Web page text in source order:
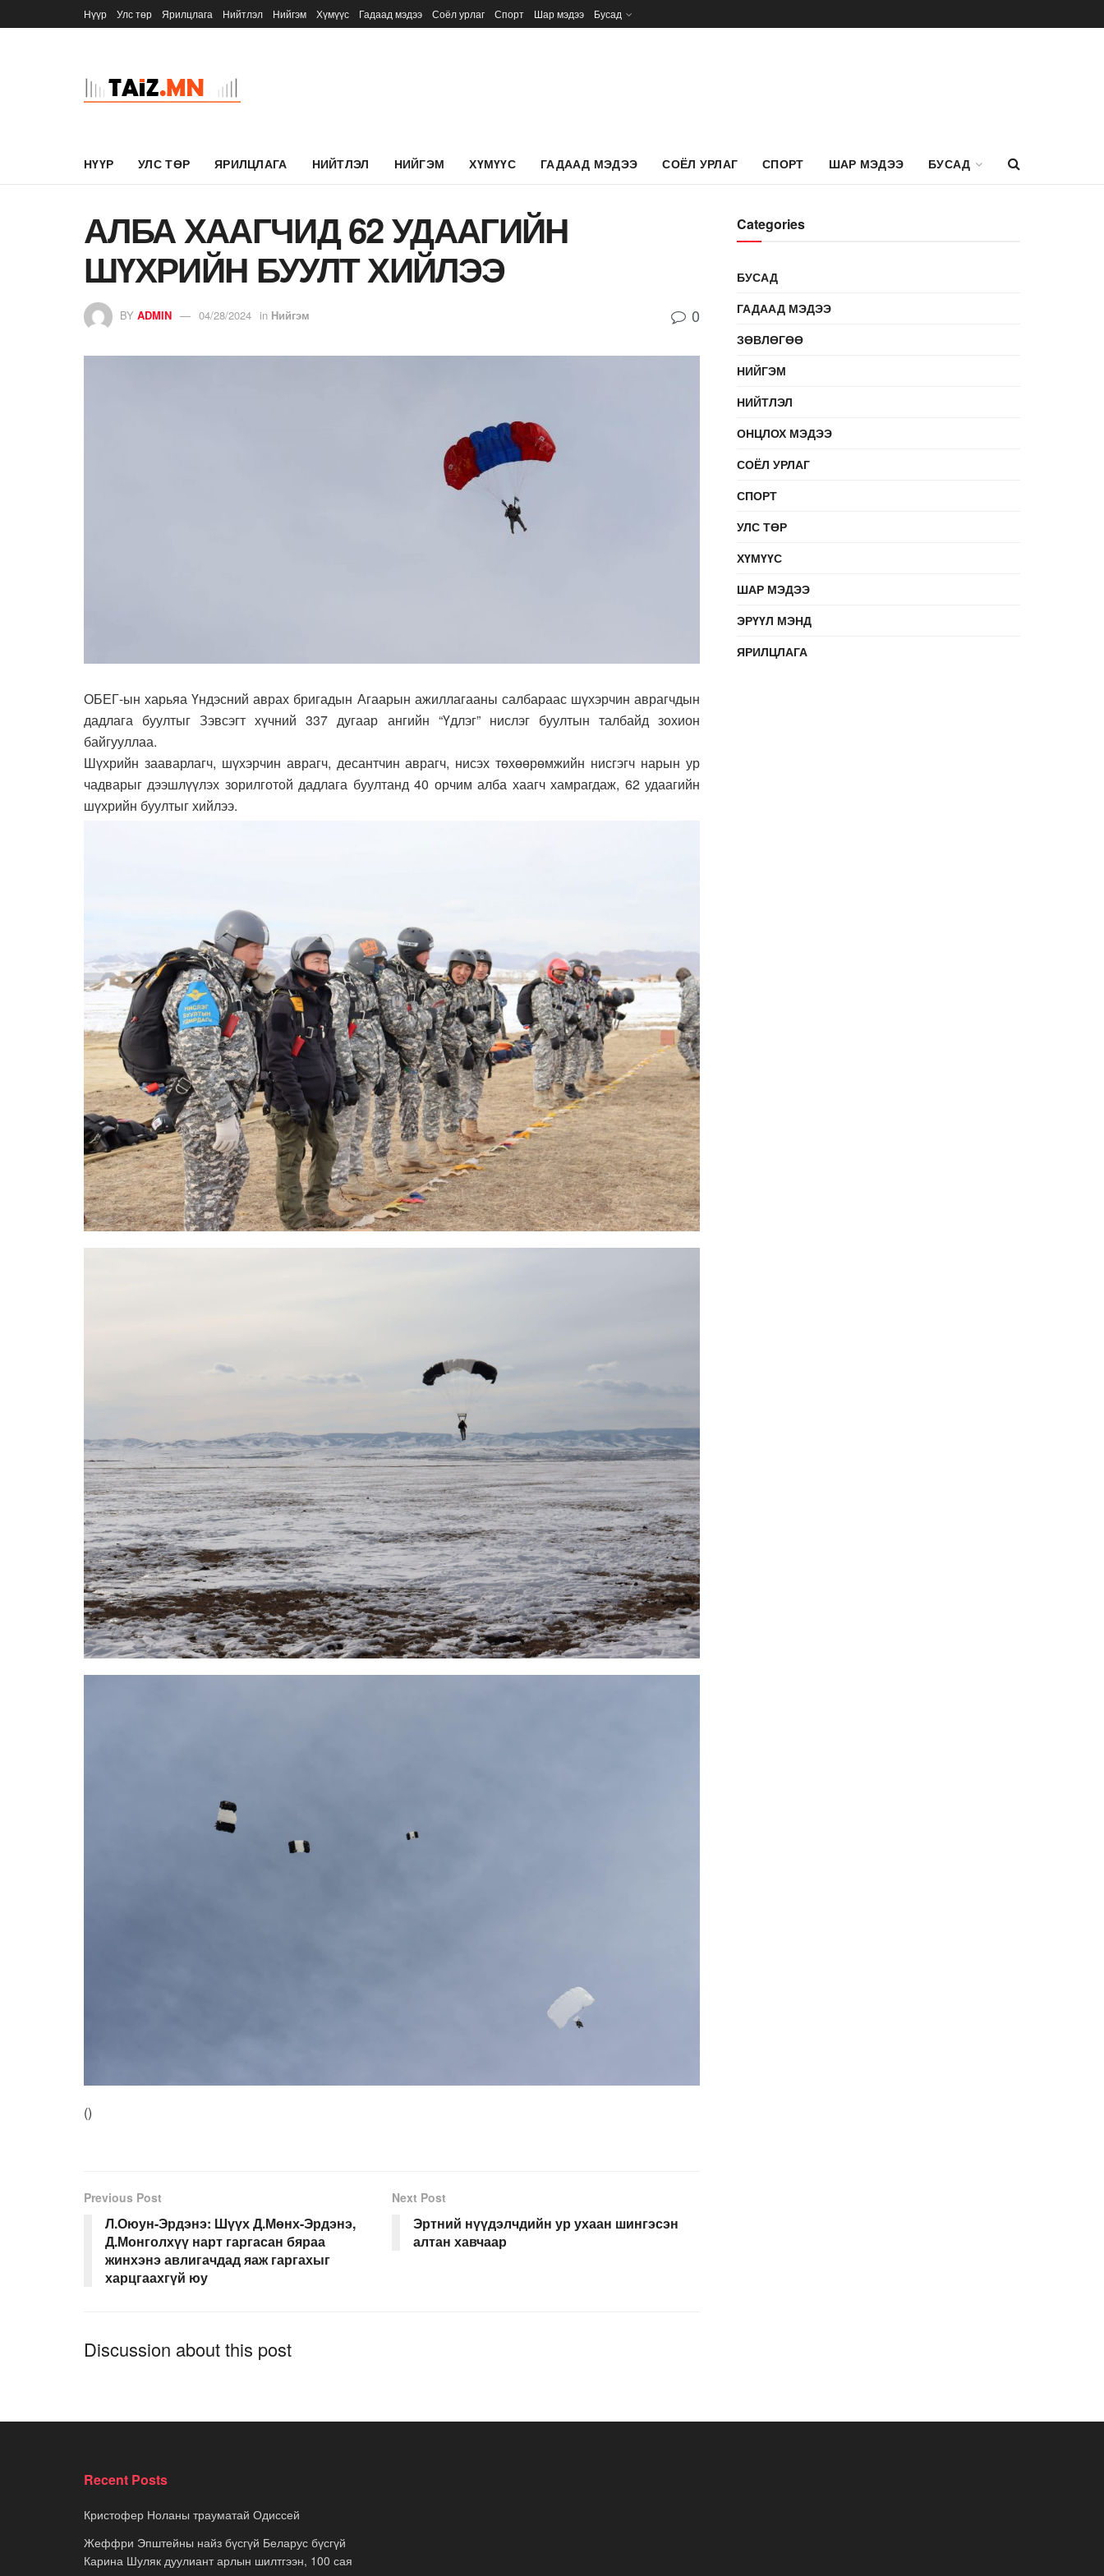
Нүүр Улс төр Ярилцлага Нийтлэл Нийгэм Хүмүүс Гадаад мэдээ Соёл урлаг Спорт Шар мэдээ Бусад
НҮҮР УЛС ТӨР ЯРИЛЦЛАГА НИЙТЛЭЛ НИЙГЭМ ХҮМҮҮС ГАДААД МЭДЭЭ СОЁЛ УРЛАГ СПОРТ ШАР МЭДЭЭ БУСАД
АЛБА ХААГЧИД 62 УДААГИЙН
ШҮХРИЙН БУУЛТ ХИЙЛЭЭ
BY ADMIN 04/28/2024 in Нийгэм 0
ОБЕГ-ын харьяа Үндэсний аврах бригадын Агаарын ажиллагааны салбараас шүхэрчин аврагчдын
дадлага буултыг Зэвсэгт хүчний 337 дугаар ангийн “Үдлэг” нислэг буултын талбайд зохион
байгууллаа.
Шүхрийн зааварлагч, шүхэрчин аврагч, десантчин аврагч, нисэх төхөөрөмжийн нисгэгч нарын ур
чадварыг дээшлүүлэх зорилготой дадлага буултанд 40 орчим алба хаагч хамрагдаж, 62 удаагийн
шүхрийн буултыг хийлээ.
()
Previous Post
Л.Оюун-Эрдэнэ: Шүүх Д.Мөнх-Эрдэнэ,
Д.Монголхүү нарт гаргасан бяраа
жинхэнэ авлигачдад яаж гаргахыг
харцгаахгүй юу
Next Post
Эртний нүүдэлчдийн ур ухаан шингэсэн
алтан хавчаар
Discussion about this post
Categories
БУСАД
ГАДААД МЭДЭЭ
ЗӨВЛӨГӨӨ
НИЙГЭМ
НИЙТЛЭЛ
ОНЦЛОХ МЭДЭЭ
СОЁЛ УРЛАГ
СПОРТ
УЛС ТӨР
ХҮМҮҮС
ШАР МЭДЭЭ
ЭРҮҮЛ МЭНД
ЯРИЛЦЛАГА
Recent Posts
Кристофер Ноланы трауматай Одиссей
Жеффри Эпштейны найз бүсгүй Беларус бүсгүй
Карина Шуляк дуулиант арлын шилтгээн, 100 сая